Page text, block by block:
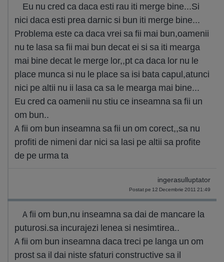
Eu nu cred ca daca esti rau iti merge bine...Si
nici daca esti prea darnic si bun iti merge bine...
Problema este ca daca vrei sa fii mai bun,oamenii
nu te lasa sa fii mai bun decat ei si sa iti mearga
mai bine decat le merge lor,,pt ca daca lor nu le
place munca si nu le place sa isi bata capul,atunci
nici pe altii nu ii lasa ca sa le mearga mai bine...
Eu cred ca oamenii nu stiu ce inseamna sa fii un
om bun..
A fii om bun inseamna sa fii un om corect,,sa nu
profiti de nimeni dar nici sa lasi pe altii sa profite
de pe urma ta
ingerasulluptator
Postat pe 12 Decembrie 2011 21:49
A fii om bun,nu inseamna sa dai de mancare la
puturosi.sa incurajezi lenea si nesimtirea..
A fii om bun inseamna daca treci pe langa un om
prost sa il dai niste sfaturi constructive sa il